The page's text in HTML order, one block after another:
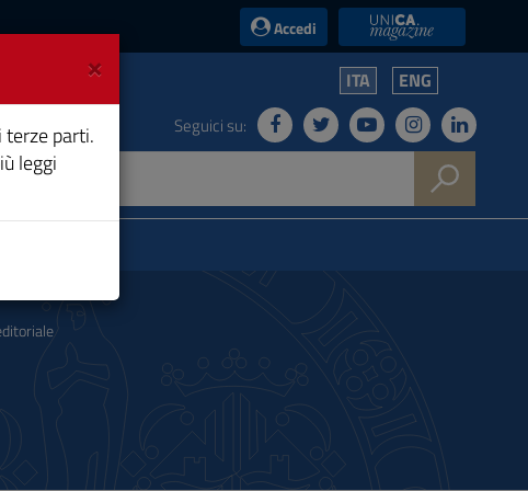
Accedi UniCA News
ITA ENG
Seguici su:
×
terze parti.
leggi